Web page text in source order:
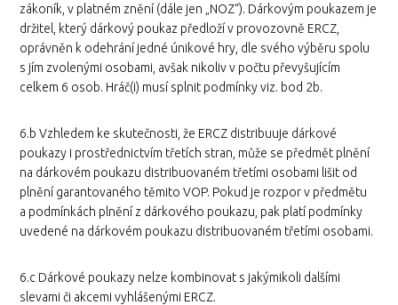
zákoník, v platném znění (dále jen „NOZ“). Dárkovým poukazem je
držitel, který dárkový poukaz předloží v provozovně ERCZ,
oprávněn k odehrání jedné únikové hry, dle svého výběru spolu
s jím zvolenými osobami, avšak nikoliv v počtu převyšujícím
celkem 6 osob. Hráč(i) musí splnit podmínky viz. bod 2b.
6.b Vzhledem ke skutečnosti, že ERCZ distribuuje dárkové
poukazy i prostřednictvím třetích stran, může se předmět plnění
na dárkovém poukazu distribuovaném třetími osobami lišit od
plnění garantovaného těmito VOP. Pokud je rozpor v předmětu
a podmínkách plnění z dárkového poukazu, pak platí podmínky
uvedené na dárkovém poukazu distribuovaném třetími osobami.
6.c Dárkové poukazy nelze kombinovat s jakýmikoli dalšími
slevami či akcemi vyhlášenými ERCZ.